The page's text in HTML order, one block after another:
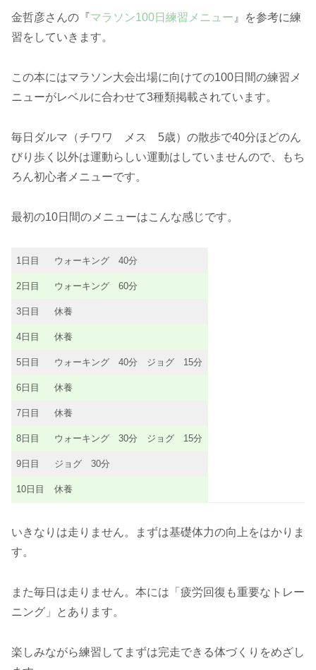
金哲彦さんの『マラソン100日練習メニュー 』を参考に練
習をしていきます。
この本にはマラソン大会出場に向けての100日間の練習メ
ニューがレベルに合わせて3種類掲載されています。
毎日ダルマ（チワワ メス 5歳）の散歩で40分ほどのん
びり歩く以外は運動らしい運動はしていませんので、もち
ろん初心者メニューです。
最初の10日間のメニューはこんな感じです。
1日目 ウォーキング 40分
2日目 ウォーキング 60分
3日目 休養
4日目 休養
5日目 ウォーキング 40分 ジョグ 15分
6日目 休養
7日目 休養
8日目 ウォーキング 30分 ジョグ 15分
9日目 ジョグ 30分
10日目 休養
いきなりは走りません。まずは基礎体力の向上をはかりま
す。
また毎日は走りません。本には「疲労回復も重要なトレー
ニング」とあります。
楽しみながら練習してまずは完走できる体づくりをめざし